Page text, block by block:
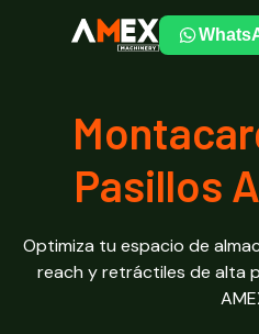
Pasillos
Optimiza tu espacio de
reach y retráctiles de alta